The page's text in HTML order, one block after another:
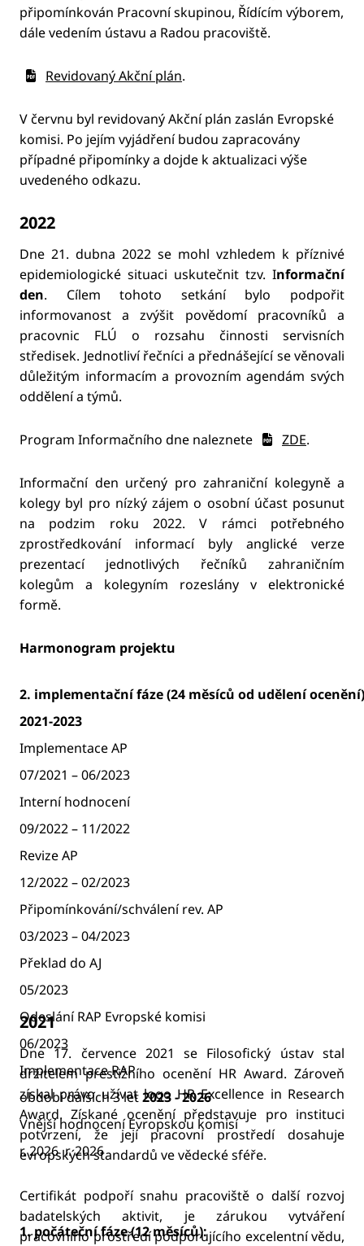
připomínkován Pracovní skupinou, Řídícím výborem,
dále vedením ústavu a Radou pracoviště.
Revidovaný Akční plán.
V červnu byl revidovaný Akční plán zaslán Evropské
komisi. Po jejím vyjádření budou zapracovány
případné připomínky a dojde k aktualizaci výše
uvedeného odkazu.
2022
Dne 21. dubna 2022 se mohl vzhledem k příznivé
epidemiologické situaci uskutečnit tzv. Informační
den. Cílem tohoto setkání bylo podpořit
informovanost a zvýšit povědomí pracovníků a
pracovnic FLÚ o rozsahu činnosti servisních
středisek. Jednotliví řečníci a přednášející se věnovali
důležitým informacím a provozním agendám svých
oddělení a týmů.
Program Informačního dne naleznete ZDE.
Informační den určený pro zahraniční kolegyně a
kolegy byl pro nízký zájem o osobní účast posunut
na podzim roku 2022. V rámci potřebného
zprostředkování informací byly anglické verze
prezentací jednotlivých řečníků zahraničním
kolegům a kolegyním rozeslány v elektronické
formě.
Harmonogram projektu
2. implementační fáze (24 měsíců od udělení
2021-2023
Implementace AP
07/2021 – 06/2023
Interní hodnocení
09/2022 – 11/2022
Revize AP
12/2022 – 02/2023
Připomínkování/schválení rev. AP
03/2023 – 04/2023
Překlad do AJ
05/2023
Odeslání RAP Evropské komisi
06/2023
Implementace RAP
období dalších 3 let2023 - 2026
Vnější hodnocení Evropskou komisí
r. 2026 r. 2026
1. počáteční fáze (12 měsíců):
2021
Dne 17. července 2021 se Filosofický ústav stal
držitelem prestižního ocenění HR Award. Zároveň
získal právo užívat logo HR Excellence in Research
Award. Získané ocenění představuje pro instituci
potvrzení, že její pracovní prostředí dosahuje
evropských standardů ve vědecké sféře.
Certifikát podpoří snahu pracoviště o další rozvoj
badatelských aktivit, je zárukou vytváření
pracovního prostředí podporujícího excelentní vědu,